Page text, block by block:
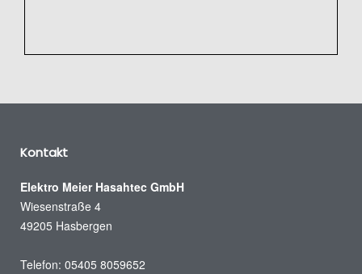
Kontakt
Elektro Meier Hasahtec GmbH
Wiesenstraße 4
49205 Hasbergen
Telefon: 05405 8059652